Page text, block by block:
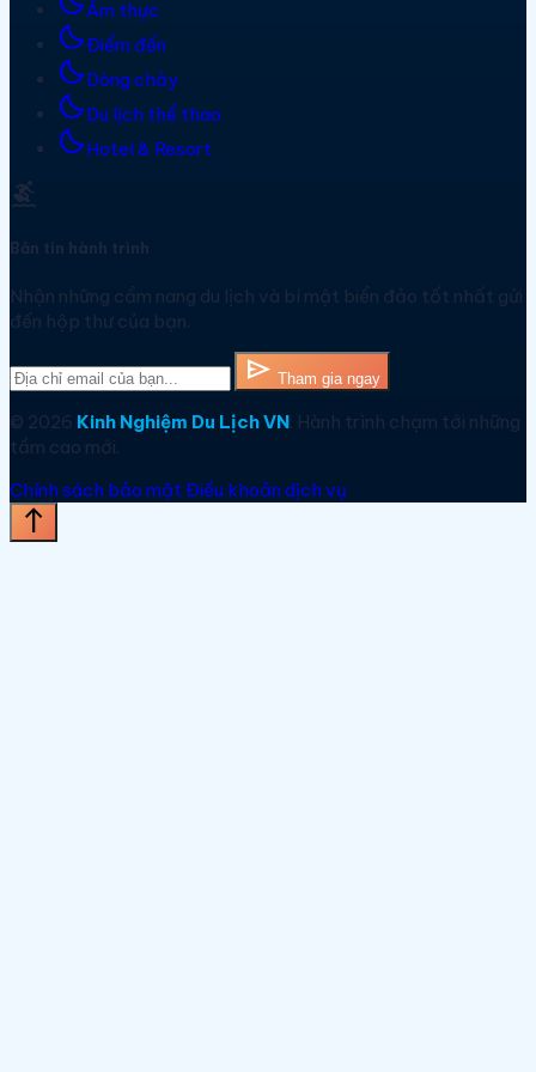
Ẩm thực
bedtimeĐiểm đến
bedtimeDòng chảy
bedtimeDu lịch thể thao
bedtimeHotel & Resort
surfing
Bản tin hành trình
Nhận những cẩm nang du lịch và bí mật biển đảo tốt nhất gửi
đến hộp thư của bạn.
send Tham gia ngay
© 2026 Kinh Nghiệm Du Lịch VN. Hành trình chạm tới những
tầm cao mới.
Chính sách bảo mậtĐiều khoản dịch vụ
north